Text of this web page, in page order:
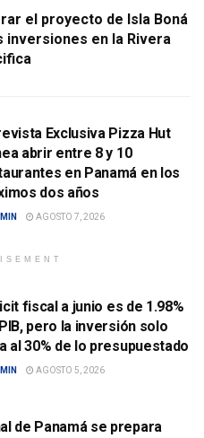
el proyecto de Isla Boná
inversiones en la Rivera
Exclusiva Pizza Hut
abrir entre 8 y 10
en Panamá en los
dos años
AGOSTO 7, 2026
fiscal a junio es de 1.98%
pero la inversión solo
al 30% de lo presupuestado
AGOSTO 5, 2026
de Panamá se prepara